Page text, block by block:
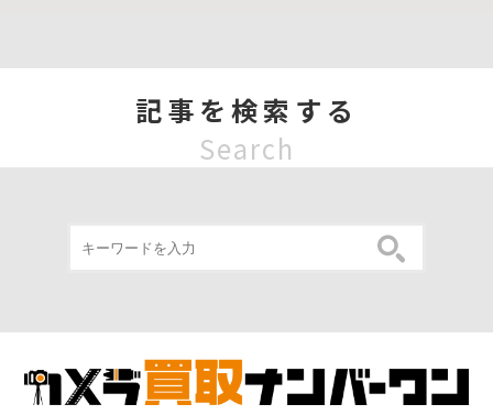
記事を検索する
Search